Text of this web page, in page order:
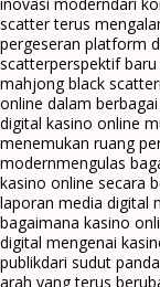
inovasi moderndari
scatter terus
pergeseran platform
scatterperspektif
mahjong black scatter
online dalam
digital kasino online
menemukan ruang
modernmengulas
kasino online secara
laporan media digital
bagaimana kasino
digital mengenai
publikdari sudut
arah yang terus